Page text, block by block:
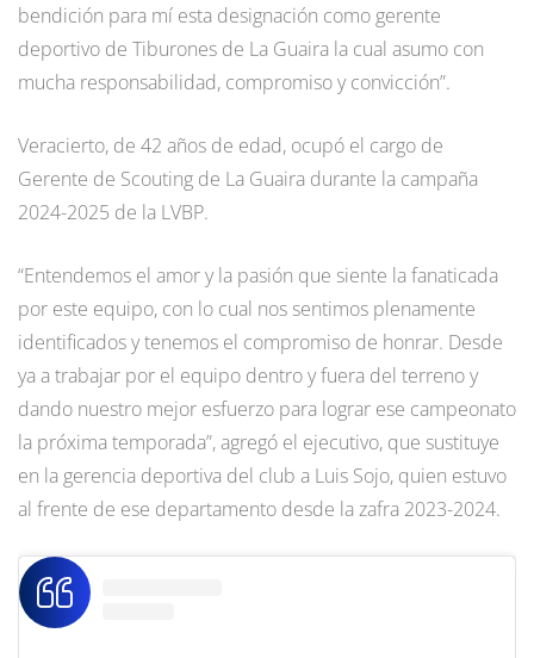
bendición para mí esta designación como gerente
deportivo de Tiburones de La Guaira la cual asumo con
mucha responsabilidad, compromiso y convicción”.
Veracierto, de 42 años de edad, ocupó el cargo de
Gerente de Scouting de La Guaira durante la campaña
2024-2025 de la LVBP.
“Entendemos el amor y la pasión que siente la fanaticada
por este equipo, con lo cual nos sentimos plenamente
identificados y tenemos el compromiso de honrar. Desde
ya a trabajar por el equipo dentro y fuera del terreno y
dando nuestro mejor esfuerzo para lograr ese campeonato
la próxima temporada”, agregó el ejecutivo, que sustituye
en la gerencia deportiva del club a Luis Sojo, quien estuvo
al frente de ese departamento desde la zafra 2023-2024.